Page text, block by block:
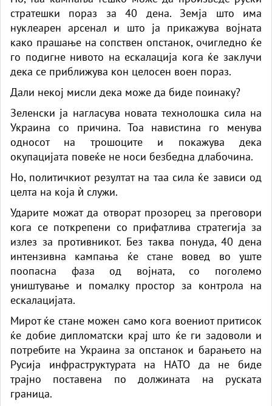
стратешки пораз за 40 дена. Земја што има
нуклеарен арсенал и што ја прикажува војната
како прашање на сопствен опстанок, очигледно ќе
го подигне нивото на ескалација кога ќе заклучи
дека се приближува кон целосен воен пораз.
Дали некој мисли дека може да биде поинаку?
Зеленски ја нагласува новата технолошка сила на
Украина со причина. Тоа навистина го менува
односот на трошоците и покажува дека
окупацијата повеќе не носи безбедна длабочина.
Но, политичкиот резултат на таа сила ќе зависи од
целта на која ѝ служи.
Ударите можат да отворат прозорец за преговори
кога се поткрепени со прифатлива стратегија за
излез за противникот. Без таква понуда, 40 дена
интензивна кампања ќе стане вовед во уште
поопасна фаза од војната, со поголемо
уништување и помалку простор за контрола на
ескалацијата.
Мирот ќе стане можен само кога воениот притисок
ќе добие дипломатски крај што ќе ги задоволи и
потребите на Украина за опстанок и барањето на
Русија инфраструктурата на НАТО да не биде
трајно поставена по должината на руската
граница.